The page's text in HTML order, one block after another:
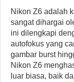
Nikon Z6 adalah
sangat dihargai
ini dilengkapi
autofokus yang
gambar burst
Nikon Z6
luar biasa, baik